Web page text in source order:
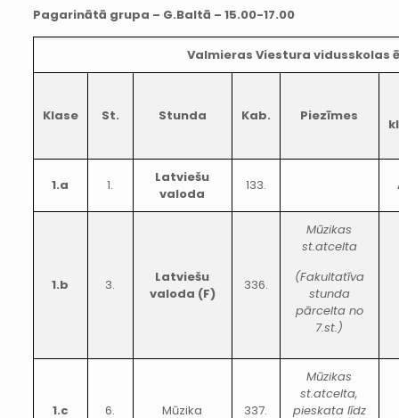
Pagarinātā grupa – G.Baltā – 15.00-17.00
Valmieras Viestura vidusskolas
Klase St. Stunda Kab. Piezīmes
1.a 1.
Latviešu
valoda
133.
1.b 3.
Latviešu
valoda (F)
336.
Mūzikas
st.atcelta
(Fakultatīva
stunda
pārcelta no
7.st.)
1.c 6. Mūzika 337.
Mūzikas
st.atcelta,
pieskata līdz